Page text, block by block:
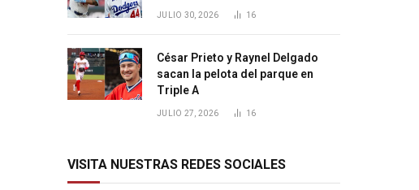
JULIO 30, 2026 16
César Prieto y Raynel Delgado
sacan la pelota del parque en
Triple A
JULIO 27, 2026 16
VISITA NUESTRAS REDES SOCIALES